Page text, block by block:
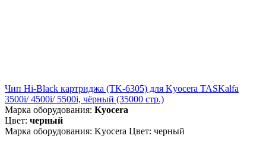
Чип Hi-Black картриджа (TK-6305) для Kyocera TASKalfa
3500i/ 4500i/ 5500i, чёрный (35000 стр.)
Марка оборудования: Kyocera
Цвет: черный
Марка оборудования: Kyocera Цвет: черный